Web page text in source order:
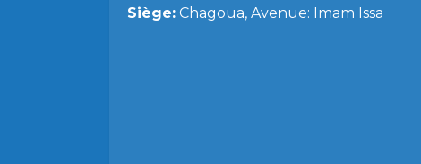
Siège: Chagoua, Avenue: Imam Issa